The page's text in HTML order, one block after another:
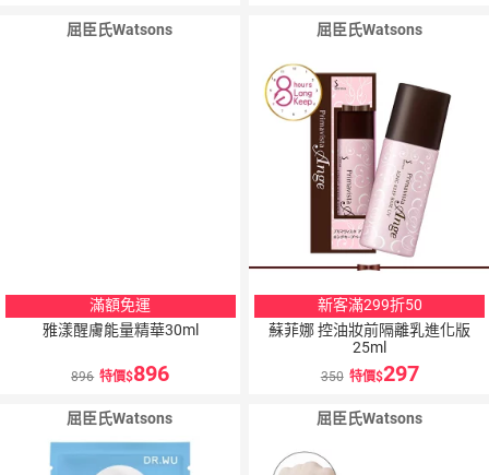
屈臣氏Watsons
滿額免運
雅漾醒膚能量精華30ml
896 特價 896
屈臣氏Watsons
新客滿299折50
蘇菲娜 控油妝前隔離乳進化版
25ml
350 特價 297
屈臣氏Watsons 屈臣氏Watsons